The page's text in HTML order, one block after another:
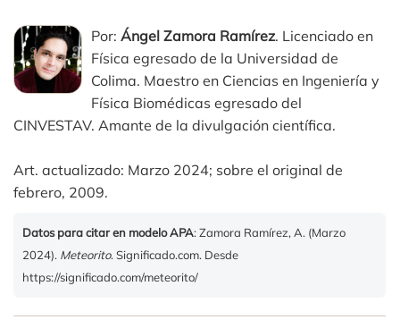
Por: Ángel Zamora Ramírez. Licenciado en
Física egresado de la Universidad de
Colima. Maestro en Ciencias en Ingeniería y
Física Biomédicas egresado del
CINVESTAV. Amante de la divulgación científica.
Art. actualizado: Marzo 2024; sobre el original de
febrero, 2009.
Datos para citar en modelo APA: Zamora Ramírez, A. (Marzo
2024). Meteorito. Significado.com. Desde
https://significado.com/meteorito/